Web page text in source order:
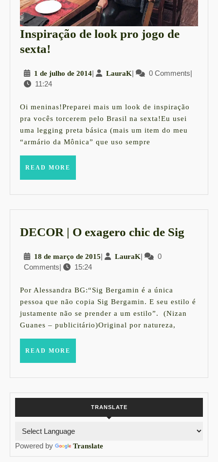
Inspiração de look pro jogo de
sexta!
look
jogo
de
sexta!
1 de julho de 20141
de
2014
| LauraKLauraK
| 0 Comments|
11:24
Oi meninas!Preparei mais um look de inspiração
pra vocês torcerem pelo Brasil na sexta!Eu usei
uma legging preta básica (mais um item do meu
“armário da Mônica” que uso sempre
READ MORE
DECOR | O exagero chic de Sig
de
Sig
18 de março de 201518
de
2015
| LauraKLauraK
|
0
Comments| 15:24
Por Alessandra BG:“Sig Bergamin é a única
pessoa que não copia Sig Bergamin. E seu estilo é
justamente não se prender a um estilo”. (Nizan
Guanes – publicitário)Original por natureza,
READ MORE
TRANSLATE
Powered by Translate